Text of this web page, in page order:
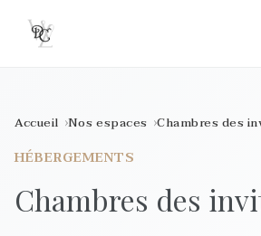
Accueil Nos espaces Chambres des
HÉBERGEMENTS
Chambres des